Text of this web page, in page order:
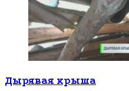
Дырявая крыша